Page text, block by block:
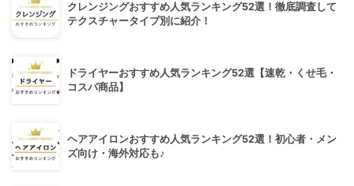
クレンジングおすすめ人気ランキング52選！徹底調査して
テクスチャータイプ別に紹介！
ドライヤーおすすめ人気ランキング52選【速乾・くせ毛・
コスパ商品】
ヘアアイロンおすすめ人気ランキング52選！初心者・メン
ズ向け・海外対応も♪